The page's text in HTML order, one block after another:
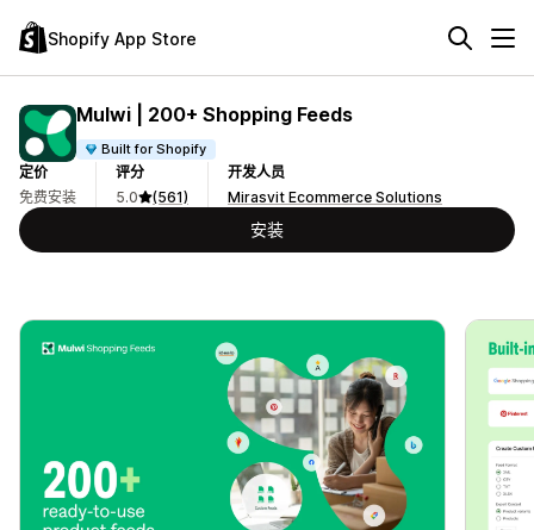
Shopify App Store
Mulwi | 200+ Shopping Feeds
Built for Shopify
定价
免费安装
评分
5.0
(561)
开发人员
Mirasvit Ecommerce Solutions
安装